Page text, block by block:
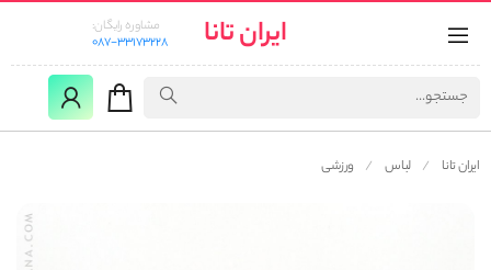
ایران تانا
مشاوره رایگان:
087-33173228
ایران تانا لباس ورزشی